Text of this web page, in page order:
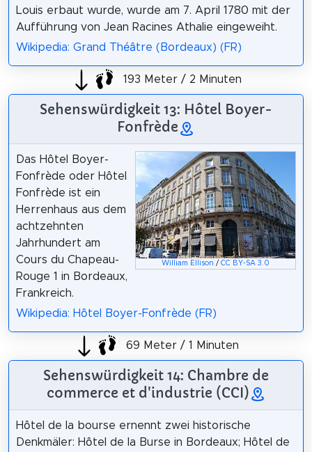
Louis erbaut wurde, wurde am 7. April 1780 mit der
Aufführung von Jean Racines Athalie eingeweiht.
Wikipedia: Grand Théâtre (Bordeaux) (FR)
193 Meter / 2 Minuten
Sehenswürdigkeit 13: Hôtel Boyer-
Fonfrède
William Ellison /CC BY-SA 3.0
Das Hôtel Boyer-
Fonfrède oder Hôtel
Fonfrède ist ein
Herrenhaus aus dem
achtzehnten
Jahrhundert am
Cours du Chapeau-
Rouge 1 in Bordeaux,
Frankreich.
Wikipedia: Hôtel Boyer-Fonfrède (FR)
69 Meter / 1 Minuten
Sehenswürdigkeit 14: Chambre de
commerce et d'industrie (CCI)
Hôtel de la bourse ernennt zwei historische
Denkmäler: Hôtel de la Burse in Bordeaux; Hôtel de